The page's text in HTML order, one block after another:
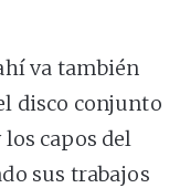
va también
disco conjunto
los capos del
sus trabajos